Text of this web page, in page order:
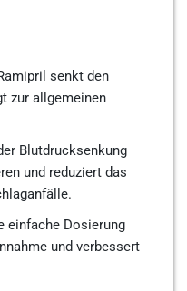
senkt den
zur allgemeinen
Blutdrucksenkung
und reduziert das
einfache Dosierung
und verbessert